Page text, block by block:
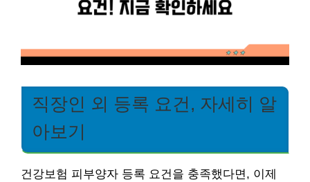
직장인 외 등록 요건, 자세히 알
아보기
건강보험 피부양자 등록 요건을 충족했다면, 이제